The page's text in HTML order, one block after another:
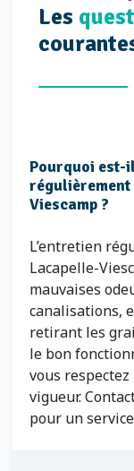
Les
Pourquoi est-
régulièrement
Viescamp ?
L’entretien
Lacapelle-
mauvaises
canalisations,
retirant les
le bon
vous
vigueur.
pour un